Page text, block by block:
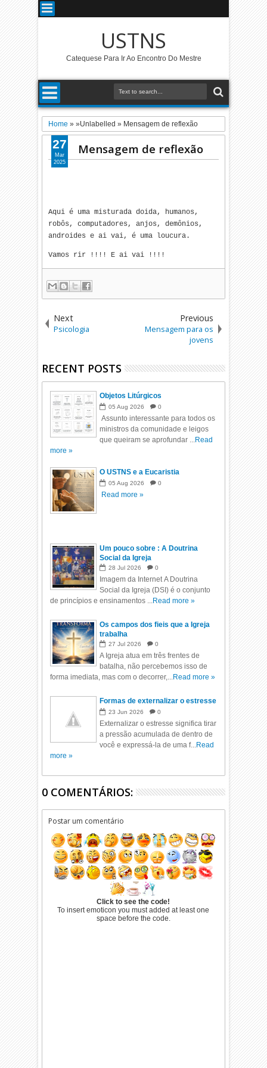
USTNS
Catequese Para Ir Ao Encontro Do Mestre
Home » »Unlabelled » Mensagem de reflexão
Mensagem de reflexão
Aqui é uma misturada doida, humanos,
robôs, computadores, anjos, demônios,
androides e ai vai, é uma loucura.
Vamos rir !!!! E ai vai !!!!
27
Mar
2025
Next
Psicologia
Previous
Mensagem para os
jovens
RECENT POSTS
Objetos Litúrgicos
05 Aug 2026 0
Assunto interessante para todos os
ministros da comunidade e leigos
que queiram se aprofundar ...Read
more »
O USTNS e a Eucaristia
05 Aug 2026 0
Read more »
Um pouco sobre : A Doutrina
Social da Igreja
28 Jul 2026 0
Imagem da Internet A Doutrina
Social da Igreja (DSI) é o conjunto
de princípios e ensinamentos ...Read more »
Os campos dos fieis que a Igreja
trabalha
27 Jul 2026 0
A Igreja atua em três frentes de
batalha, não percebemos isso de
forma imediata, mas com o decorrer,...Read more »
Formas de externalizar o estresse
23 Jun 2026 0
Externalizar o estresse significa tirar
a pressão acumulada de dentro de
você e expressá-la de uma f...Read
more »
0 COMENTÁRIOS:
Postar um comentário
Click to see the code!
To insert emoticon you must added at least one
space before the code.